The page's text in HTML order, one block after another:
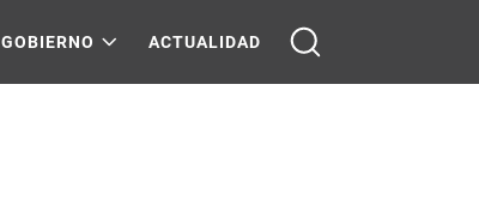
GOBIERNO ACTUALIDAD